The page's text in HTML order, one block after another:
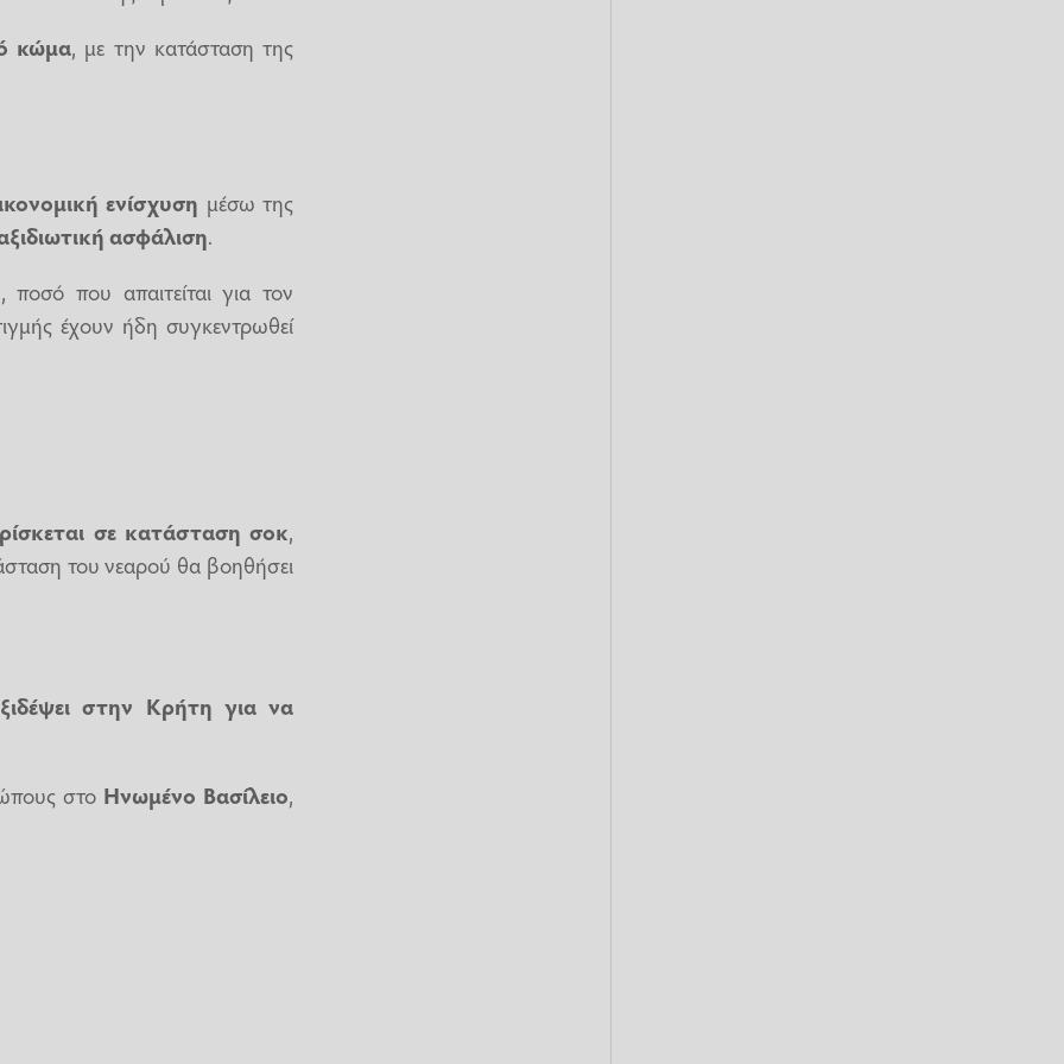
κώμα, με την κατάσταση της
ενίσχυση μέσω της
ασφάλιση.
, ποσό που απαιτείται για τον
έχουν ήδη συγκεντρωθεί
σε κατάσταση σοκ,
του νεαρού θα βοηθήσει
στην Κρήτη για να
στο Ηνωμένο Βασίλειο,